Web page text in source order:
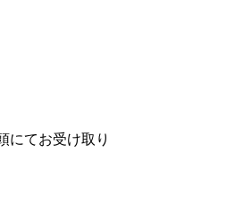
にてお受け取り